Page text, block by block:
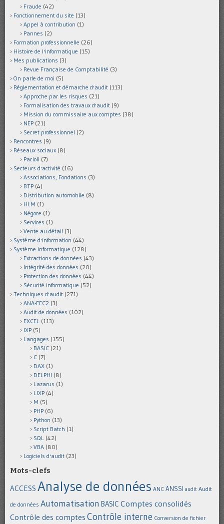
Fraude (42)
Fonctionnement du site (13)
Appel à contribution (1)
Pannes (2)
Formation professionnelle (26)
Histoire de l'informatique (15)
Mes publications (3)
Revue Française de Comptabilité (3)
On parle de moi (5)
Réglementation et démarche d'audit (113)
Approche par les risques (21)
Formalisation des travaux d'audit (9)
Mission du commissaire aux comptes (38)
NEP (21)
Secret professionnel (2)
Rencontres (9)
Réseaux sociaux (8)
Pacioli (7)
Secteurs d'activité (16)
Associations, Fondations (3)
BTP (4)
Distribution automobile (8)
HLM (1)
Négoce (1)
Services (1)
Vente au détail (3)
Système d'information (44)
Système informatique (128)
Extractions de données (43)
Intégrité des données (20)
Protection des données (44)
Sécurité informatique (52)
Techniques d'audit (271)
ANA-FEC2 (3)
Audit de données (102)
EXCEL (113)
IXP (5)
Langages (155)
BASIC (21)
C (7)
DAX (1)
DELPHI (8)
Lazarus (1)
LIXP (4)
M (5)
PHP (6)
Python (13)
Script Batch (1)
SQL (42)
VBA (80)
Logiciels d'audit (23)
Mots-clefs
ACCESS Analyse de données ANC ANSSI audit Audit
de données Automatisation BASIC Comptes consolidés
Contrôle des comptes Contrôle interne Conversion de fichier